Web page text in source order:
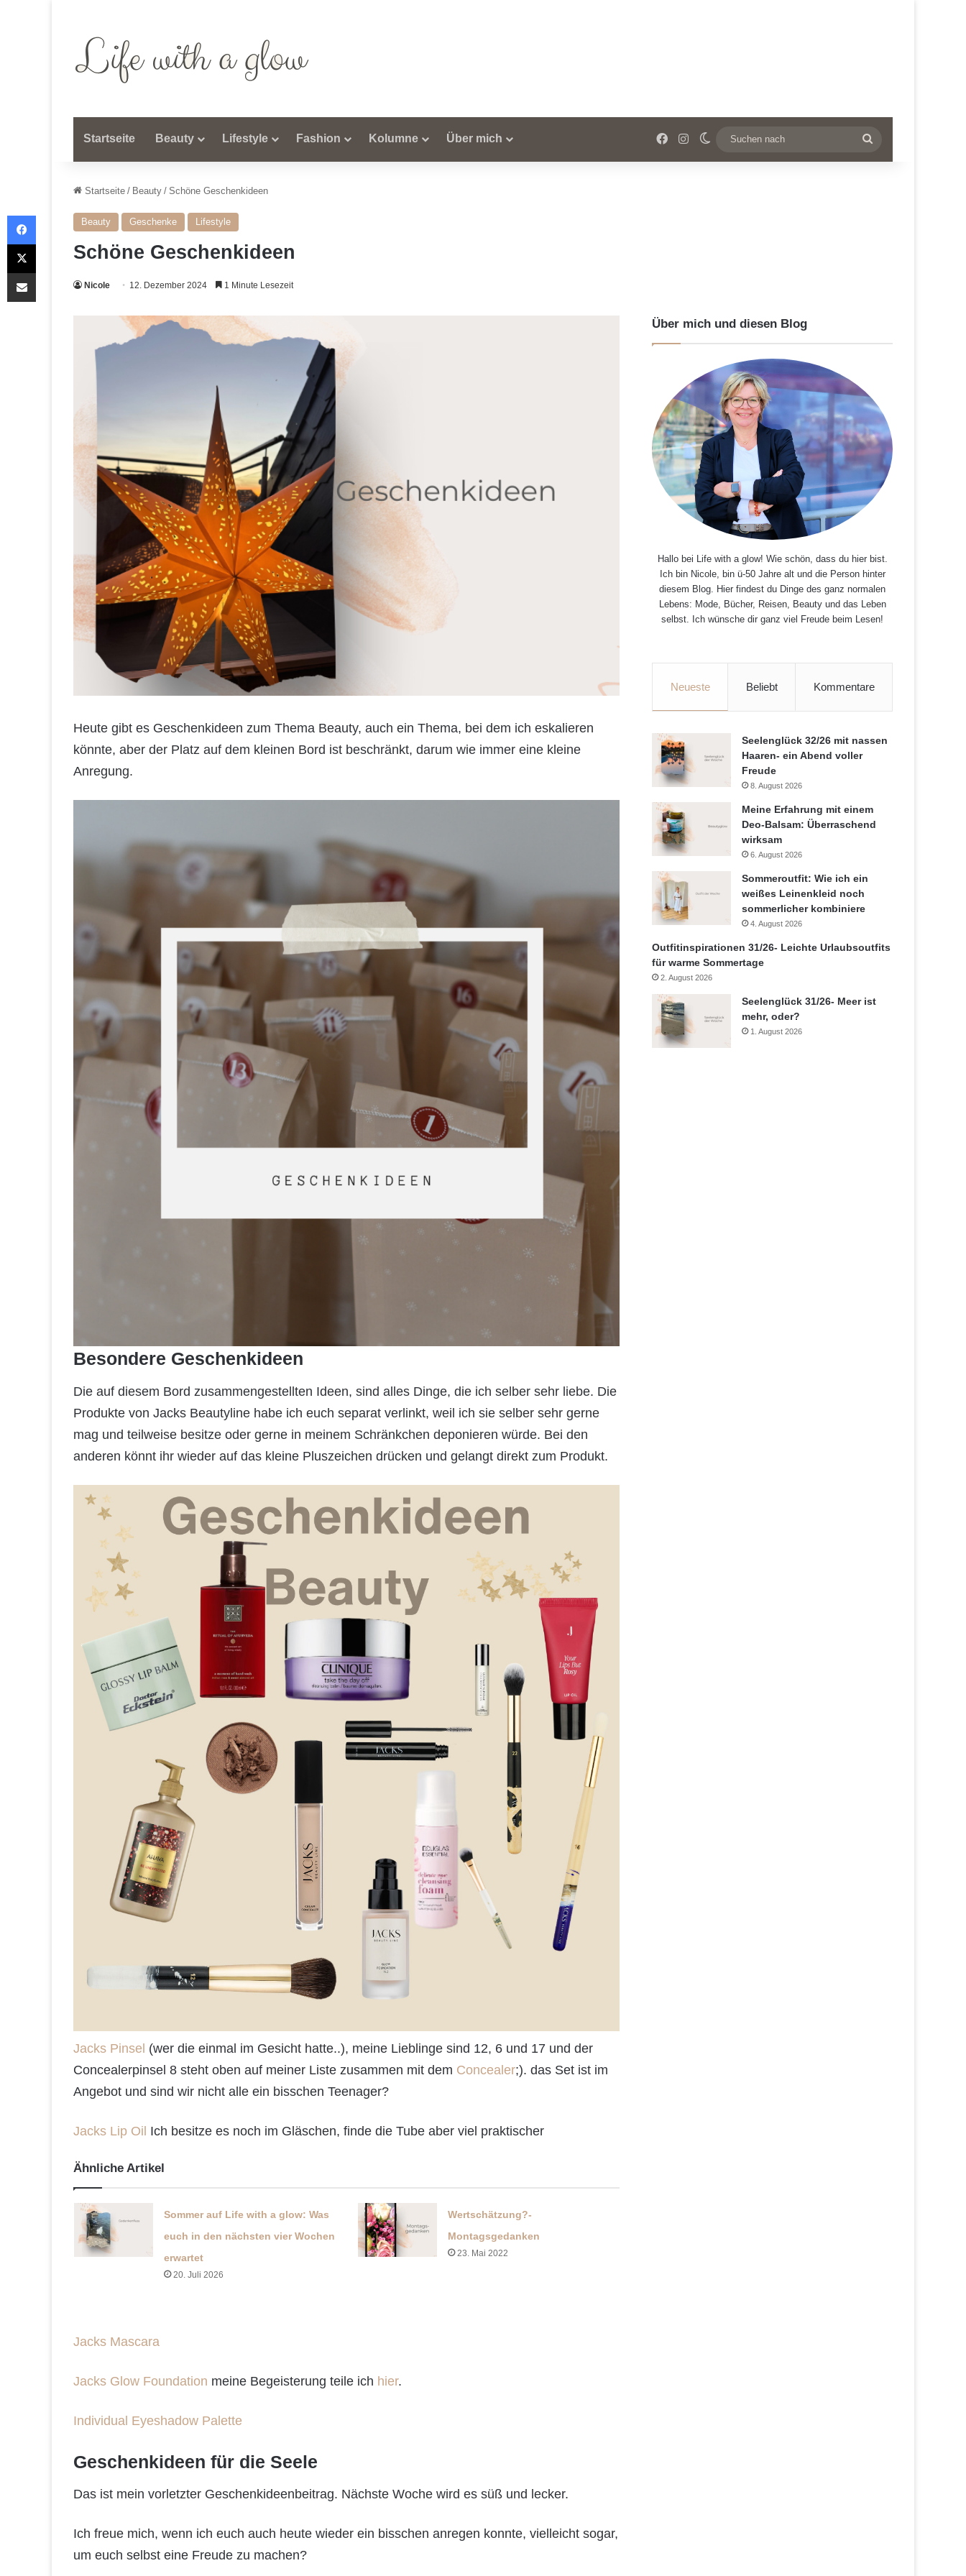
Startseite Beauty Lifestyle Fashion Kolumne Über mich Facebook
InstagramSkin umschalten
nach
Startseite / Beauty / Schöne Geschenkideen
Beauty Geschenke Lifestyle
Schöne Geschenkideen
Nicole 12. Dezember 2024 1 Minute Lesezeit
Heute gibt es Geschenkideen zum Thema Beauty, auch ein Thema, bei dem ich eskalieren
könnte, aber der Platz auf dem kleinen Bord ist beschränkt, darum wie immer eine kleine
Anregung.
Besondere Geschenkideen
Die auf diesem Bord zusammengestellten Ideen, sind alles Dinge, die ich selber sehr liebe. Die
Produkte von Jacks Beautyline habe ich euch separat verlinkt, weil ich sie selber sehr gerne
mag und teilweise besitze oder gerne in meinem Schränkchen deponieren würde. Bei den
anderen könnt ihr wieder auf das kleine Pluszeichen drücken und gelangt direkt zum Produkt.
Jacks Pinsel (wer die einmal im Gesicht hatte..), meine Lieblinge sind 12, 6 und 17 und der
Concealerpinsel 8 steht oben auf meiner Liste zusammen mit dem Concealer;). das Set ist im
Angebot und sind wir nicht alle ein bisschen Teenager?
Jacks Lip Oil Ich besitze es noch im Gläschen, finde die Tube aber viel praktischer
Ähnliche Artikel
Sommer auf Life with a glow: Was
euch in den nächsten vier Wochen
erwartet
20. Juli 2026
Wertschätzung?-
Montagsgedanken
23. Mai 2022
Jacks Mascara
Jacks Glow Foundation meine Begeisterung teile ich hier.
Individual Eyeshadow Palette
Geschenkideen für die Seele
Das ist mein vorletzter Geschenkideenbeitrag. Nächste Woche wird es süß und lecker.
Ich freue mich, wenn ich euch auch heute wieder ein bisschen anregen konnte, vielleicht sogar,
um euch selbst eine Freude zu machen?
Über mich und diesen Blog
Hallo bei Life with a glow! Wie schön, dass du hier bist.
Ich bin Nicole, bin ü-50 Jahre alt und die Person hinter
diesem Blog. Hier findest du Dinge des ganz normalen
Lebens: Mode, Bücher, Reisen, Beauty und das Leben
selbst. Ich wünsche dir ganz viel Freude beim Lesen!
Neueste Beliebt Kommentare
Seelenglück 32/26 mit nassen
Haaren- ein Abend voller
Freude
8. August 2026
Meine Erfahrung mit einem
Deo-Balsam: Überraschend
wirksam
6. August 2026
Sommeroutfit: Wie ich ein
weißes Leinenkleid noch
sommerlicher kombiniere
4. August 2026
Outfitinspirationen 31/26- Leichte Urlaubsoutfits
für warme Sommertage
2. August 2026
Seelenglück 31/26- Meer ist
mehr, oder?
1. August 2026
Facebook
X
Teile per E-Mail